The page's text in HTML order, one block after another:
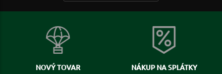
NOVÝ TOVAR NÁKUP NA SPLÁTKY